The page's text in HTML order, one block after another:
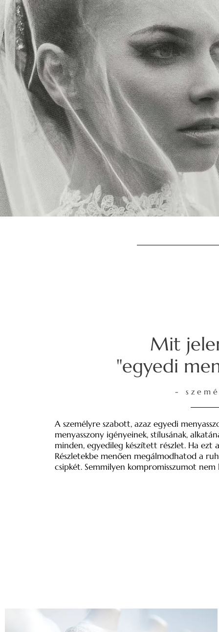
Mit
"egyedi
-
A személyre szabott, azaz egyedi
menyasszony igényeinek, stílusának,
minden, egyedileg készített részlet. Ha ezt
Részletekbe menően megálmodhatod a
csipkét. Semmilyen kompromisszumot nem